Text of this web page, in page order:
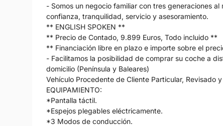
- Somos un negocio familiar con tres generaciones
confianza, tranquilidad, servicio y asesoramiento.
** ENGLISH SPOKEN **
** Precio de Contado, 9.899 Euros, Todo incluido **
** Financiación libre en plazo e importe sobre el
- Facilitamos la posibilidad de comprar su coche a
domicilio (Península y Baleares)
Vehículo Procedente de Cliente Particular, Revisado
EQUIPAMIENTO:
*Pantalla táctil.
*Espejos plegables eléctricamente.
*3 Modos de conducción.